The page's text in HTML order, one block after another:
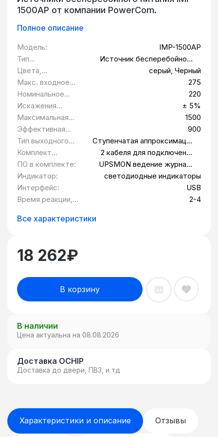
1500AP от компании PowerCom.
Полное описание
Модель:
IMP-1500AP
Тип
оборудования:
Источник бесперебойного
питания
Цвета,
использованные в
оформлении:
серый, Черный
Макс. входное
напряжение:
275
Номинальное
выходное
напряжение В:
220
Искажения
выходного
напряжения:
± 5%
Максимальная
выходная
мощность Вт:
1500
Эффективная
мощность Вт:
900
Тип выходного
сигнала:
Ступенчатая аппроксимация
синусоиды
Комплект
поставки:
2 кабеля для подключения
защищаемых устройств, CD-
диск, кабель USB, кабель
питания, телефонный кабель
ПО в комплекте:
UPSMON ведение журнала
сбоев электропитания,
автоматическое завершение
работы, величины нагрузки,
заряда батарей,
Индикатор:
светодиодные индикаторы
Интерфейс:
USB
Время реакции,
2-4
Все характеристики
18 262₽
В корзину
В наличии
Цена актуальна на 08.08.2026
Доставка OCHIP
Доставка до двери, ПВЗ, и тд
Характеристики и описание Отзывы